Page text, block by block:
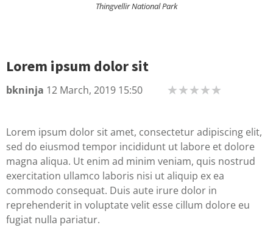
Thingvellir National Park
Lorem ipsum dolor sit
bkninja 12 March, 2019 15:50 ★★★★★
Lorem ipsum dolor sit amet, consectetur adipiscing elit,
sed do eiusmod tempor incididunt ut labore et dolore
magna aliqua. Ut enim ad minim veniam, quis nostrud
exercitation ullamco laboris nisi ut aliquip ex ea
commodo consequat. Duis aute irure dolor in
reprehenderit in voluptate velit esse cillum dolore eu
fugiat nulla pariatur.